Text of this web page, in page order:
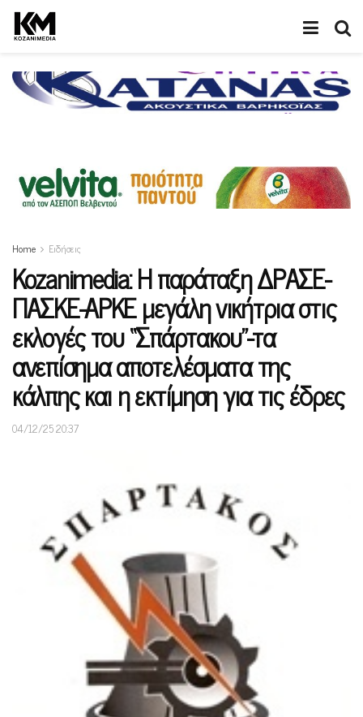
Home Ειδήσεις
Kozanimedia: H παράταξη ΔΡΑΣΕ-
ΠΑΣΚΕ-ΑΡΚΕ μεγάλη νικήτρια στις
εκλογές του “Σπάρτακου”-τα
ανεπίσημα αποτελέσματα της
κάλπης και η εκτίμηση για τις έδρες
04/12/25 20:37